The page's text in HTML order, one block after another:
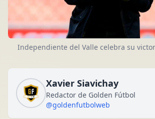
Independiente del Valle celebra su
Xavier Siavichay
Redactor de Golden Fútbol
@goldenfutbolweb